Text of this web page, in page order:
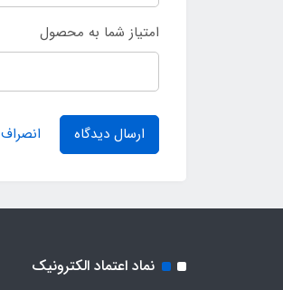
امتیاز شما به محصول
ارسال دیدگاه انصراف
نماد اعتماد الکترونیک